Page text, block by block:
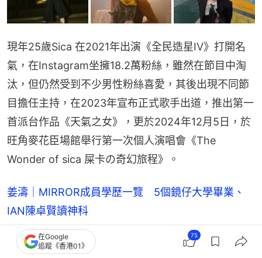
現年25歲Sica 在2021年出演《全民造星IV》打開名
氣，在Instagram坐擁18.2萬粉絲，雖然在節目中淘
汰，但仍然受到不少男性粉絲喜愛，其後出現不同節
目擔任主持，在2023年宣布正式歌手出道，推出第一
首派台作品《天氣之女》，更於2024年12月5日，於
旺角麥花臣場館舉行第一次個人演唱會《The
Wonder of sica 屎卡の奇幻旅程》。
姜濤｜MIRROR成員學歷一覽 5個鏡仔大學畢業、
IAN陳卓賢讀神科
日本五一「黃金週」名字原來有段故！國營頻道NHK
卻對它避而不談
在Google
追蹤《香港01》
75